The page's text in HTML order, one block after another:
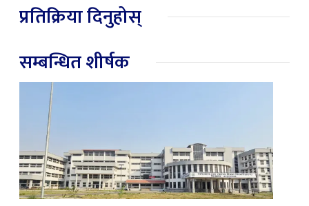
प्रतिक्रिया दिनुहोस्
सम्बन्धित शीर्षक